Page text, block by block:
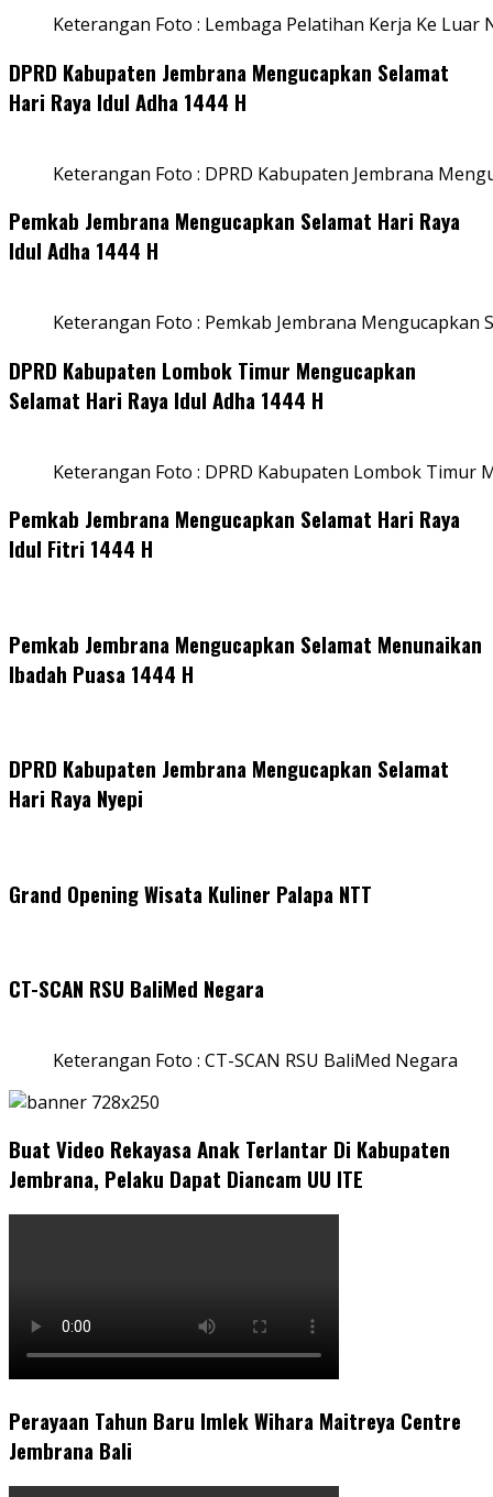
Keterangan Foto : Lembaga Pelatihan Kerja Ke Luar
DPRD Kabupaten Jembrana Mengucapkan Selamat
Hari Raya Idul Adha 1444 H
Keterangan Foto : DPRD Kabupaten Jembrana
Pemkab Jembrana Mengucapkan Selamat Hari Raya
Idul Adha 1444 H
Keterangan Foto : Pemkab Jembrana Mengucapkan
DPRD Kabupaten Lombok Timur Mengucapkan
Selamat Hari Raya Idul Adha 1444 H
Keterangan Foto : DPRD Kabupaten Lombok Timur
Pemkab Jembrana Mengucapkan Selamat Hari Raya
Idul Fitri 1444 H
Pemkab Jembrana Mengucapkan Selamat Menunaikan
Ibadah Puasa 1444 H
DPRD Kabupaten Jembrana Mengucapkan Selamat
Hari Raya Nyepi
Grand Opening Wisata Kuliner Palapa NTT
CT-SCAN RSU BaliMed Negara
Keterangan Foto : CT-SCAN RSU BaliMed Negara
Buat Video Rekayasa Anak Terlantar Di Kabupaten
Jembrana, Pelaku Dapat Diancam UU ITE
Perayaan Tahun Baru Imlek Wihara Maitreya Centre
Jembrana Bali